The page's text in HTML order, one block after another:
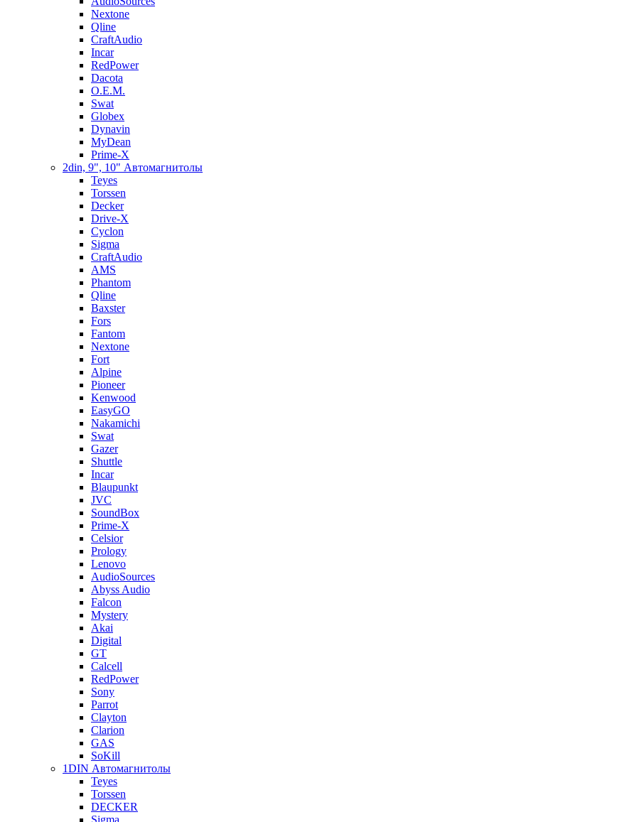
Nextone
Qline
CraftAudio
Incar
RedPower
Dacota
O.E.M.
Swat
Globex
Dynavin
MyDean
Prime-X
2din, 9", 10" Автомагнитолы
Teyes
Torssen
Decker
Drive-X
Cyclon
Sigma
CraftAudio
AMS
Phantom
Qline
Baxster
Fors
Fantom
Nextone
Fort
Alpine
Pioneer
Kenwood
EasyGO
Nakamichi
Swat
Gazer
Shuttle
Incar
Blaupunkt
JVC
SoundBox
Prime-X
Celsior
Prology
Lenovo
AudioSources
Abyss Audio
Falcon
Mystery
Akai
Digital
GT
Calcell
RedPower
Sony
Parrot
Clayton
Clarion
GAS
SoKill
1DIN Автомагнитолы
Teyes
Torssen
DECKER
Sigma